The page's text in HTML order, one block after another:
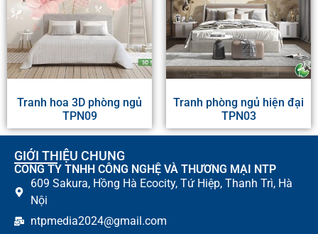
Tranh hoa 3D phòng ngủ
TPN09
Tranh phòng ngủ hiện đại
TPN03
GIỚI THIỆU CHUNG
CÔNG TY TNHH CÔNG NGHỆ VÀ THƯƠNG MẠI NTP
609 Sakura, Hồng Hà Ecocity, Tứ Hiệp, Thanh Trì, Hà
Nội
ntpmedia2024@gmail.com